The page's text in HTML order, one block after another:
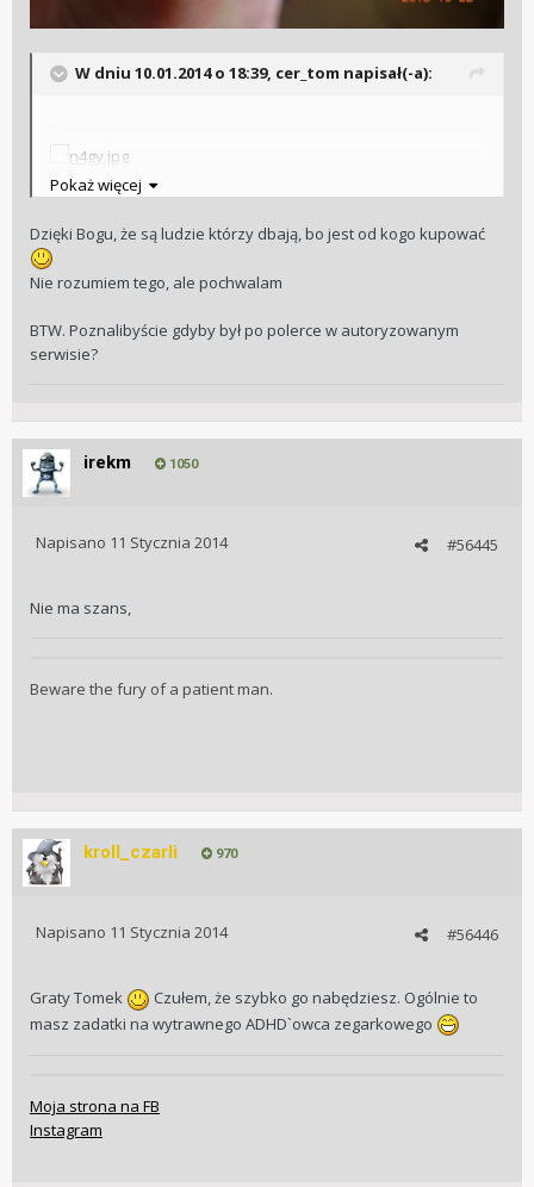
W dniu 10.01.2014 o 18:39, cer_tom napisał(-a):
Pokaż więcej
Dzięki Bogu, że są ludzie którzy dbają, bo jest od kogo kupować
Nie rozumiem tego, ale pochwalam
BTW. Poznalibyście gdyby był po polerce w autoryzowanym
serwisie?
irekm 1050
#56445
Napisano 11 Stycznia 2014
Nie ma szans,
Beware the fury of a patient man.
kroll_czarli 970
#56446
Napisano 11 Stycznia 2014
Graty Tomek
Czułem, że szybko go nabędziesz. Ogólnie to
masz zadatki na wytrawnego ADHD`owca zegarkowego
Moja strona na FB
Instagram